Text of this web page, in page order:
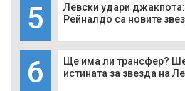
5
Левски удари
Рейналдо са новите
6
Ще има ли трансфер?
истината за звезда на